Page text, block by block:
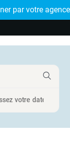
par votre
🤩